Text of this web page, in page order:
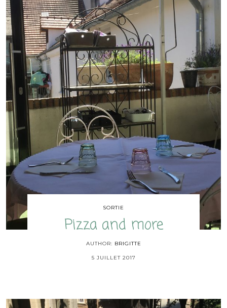
SORTIE
Pizza and more
AUTHOR: BRIGITTE
5 JUILLET 2017